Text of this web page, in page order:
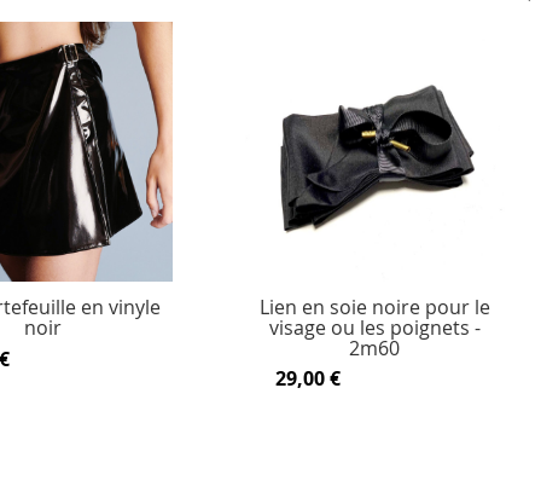
en vinyle
noir
Lien en soie noire pour le
visage ou les poignets -
2m60
29,00 €